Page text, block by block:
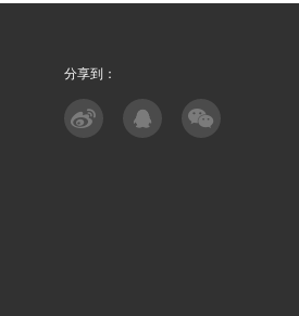
分享到：